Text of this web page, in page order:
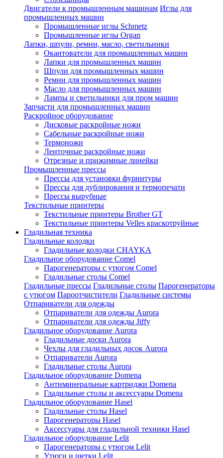
Двигатели к промышленным машинам Иглы для
промышленных машин
Промышленные иглы Schmetz
Промышленные иглы Organ
Лапки, шпули, ремни, масло, светильники
Окантователи для промышленных машин
Лапки для промышленных машин
Шпули для промышленных машин
Ремни для промышленных машин
Масло для промышленных машин
Лампы и светильники для пром машин
Запчасти для промышленных машин
Раскройное оборудование
Дисковые раскройные ножи
Сабельные раскройные ножи
Термоножи
Ленточные раскройные ножи
Отрезные и прижимные линейки
Промышленные прессы
Прессы для установки фурнитуры
Прессы для дублирования и термопечати
Прессы вырубные
Текстильные принтеры
Текстильные принтеры Brother GT
Текстильные принтеры Velles краскотруйные
Гладильная техника
Гладильные колодки
Гладильные колодки CHAYKA
Гладильное оборудование Comel
Парогенераторы с утюгом Comel
Гладильные столы Comel
Гладильные прессы Гладильные столы Парогенераторы
с утюгом Пароотчистители Гладильные системы
Отпариватели для одежды
Отпариватели для одежды Aurora
Отпариватели для одежды Jiffy
Гладильное оборудование Aurora
Гладильные доски Aurora
Чехлы для гладильных досок Aurora
Отпариватели Aurora
Гладильные столы Aurora
Гладильное оборудование Domena
Антиминеральные картриджи Domena
Гладильные столы и аксессуары Domena
Гладильное оборулование Hasel
Гладильные столы Hasel
Парогенераторы Hasel
Аксессуары для гладильной техники Hasel
Гладильное оборудование Lelit
Парогенераторы с утюгом Lelit
Утюги и щетки Lelit